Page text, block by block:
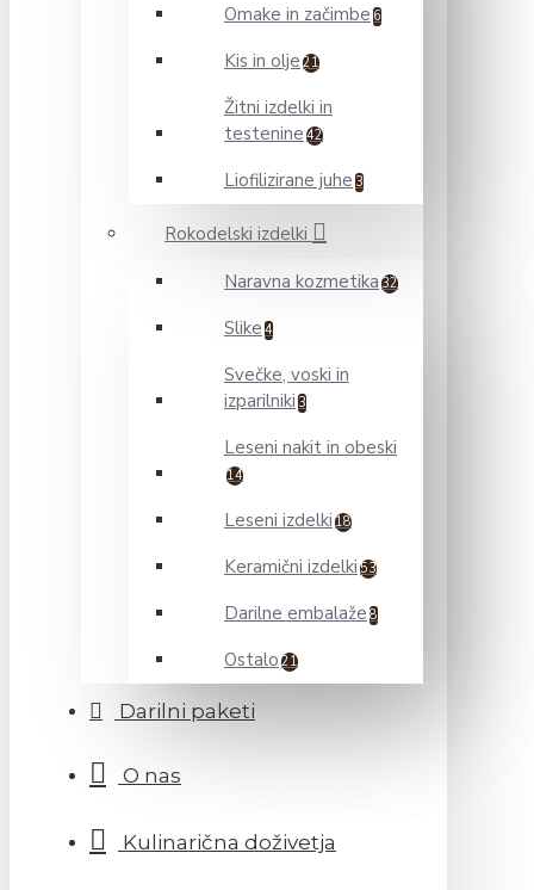
Omake in začimbe 6
Kis in olje 21
Žitni izdelki in
testenine 42
Liofilizirane juhe 3
Rokodelski izdelki
Naravna kozmetika 32
Slike 4
Svečke, voski in
izparilniki 3
Leseni nakit in obeski
14
Leseni izdelki 18
Keramični izdelki 53
Darilne embalaže 8
Ostalo 21
Darilni paketi
O nas
Kulinarična doživetja